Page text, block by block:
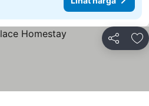
Bagikan